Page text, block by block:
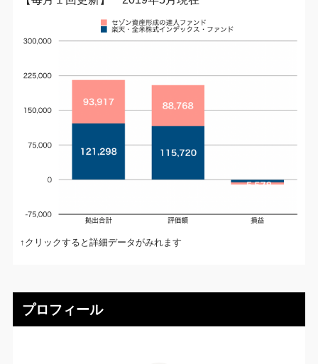
↑クリックすると詳細データがみれます
プロフィール